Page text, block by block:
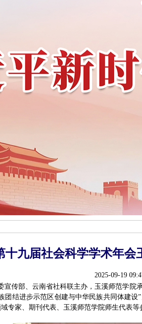
十九届社会科学学术年
2025-09-19
宣传部、云南省社科联主办，玉溪师范学
团结进步示范区创建与中华民族共同体建
专家、期刊代表、玉溪师范学院师生代表